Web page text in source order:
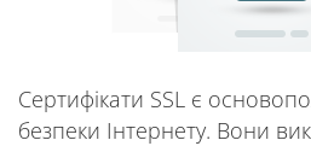
Сертифікати SSL є
безпеки Інтернету. Вони